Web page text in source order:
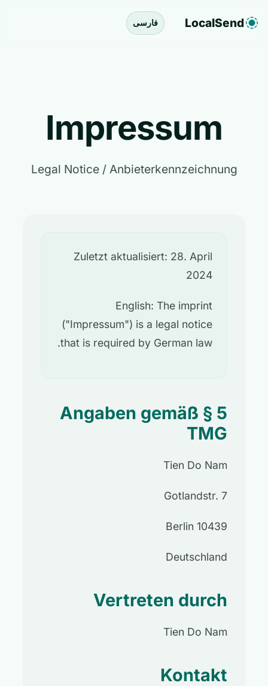
LocalSend فارسی
Impressum
Legal Notice / Anbieterkennzeichnung
Zuletzt aktualisiert: 28. April
2024
English: The imprint
("Impressum") is a legal notice
that is required by German law.
Angaben gemäß § 5
TMG
Tien Do Nam
Gotlandstr. 7
10439 Berlin
Deutschland
Vertreten durch
Tien Do Nam
Kontakt